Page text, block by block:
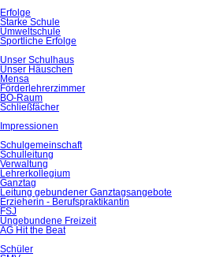
Erfolge
Starke Schule
Umweltschule
Sportliche Erfolge
Unser Schulhaus
Unser Häuschen
Mensa
Förderlehrerzimmer
BO-Raum
Schließfächer
Impressionen
Schulgemeinschaft
Schulleitung
Verwaltung
Lehrerkollegium
Ganztag
Leitung gebundener Ganztagsangebote
Erzieherin - Berufspraktikantin
FSJ
Ungebundene Freizeit
AG Hit the Beat
Schüler